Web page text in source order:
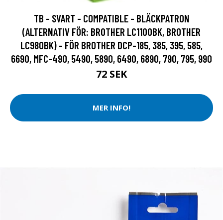
TB - SVART - COMPATIBLE - BLÄCKPATRON
(ALTERNATIV FÖR: BROTHER LC1100BK, BROTHER
LC980BK) - FÖR BROTHER DCP-185, 385, 395, 585,
6690, MFC-490, 5490, 5890, 6490, 6890, 790, 795, 990
72 SEK
MER INFO!